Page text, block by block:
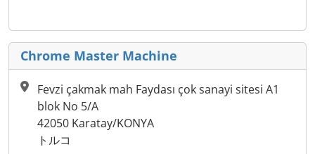
Chrome Master Machine
Fevzi çakmak mah Faydası çok sanayi sitesi A1
blok No 5/A
42050 Karatay/KONYA
トルコ